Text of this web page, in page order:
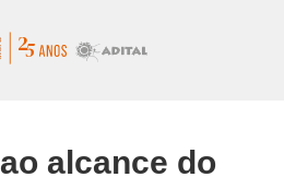
alcance do